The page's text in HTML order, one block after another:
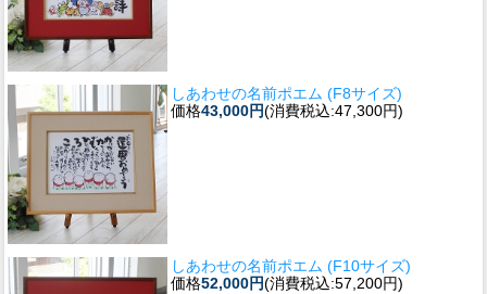
しあわせの名前ポエム (F8サイズ)
価格43,000円(消費税込:47,300円)
しあわせの名前ポエム (F10サイズ)
価格52,000円(消費税込:57,200円)